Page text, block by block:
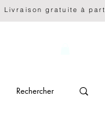
Livraison